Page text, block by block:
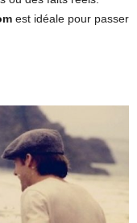
est idéale pour passer